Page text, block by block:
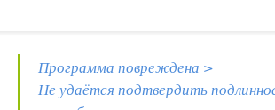
Программа повреждена >
Не удаётся подтвердить